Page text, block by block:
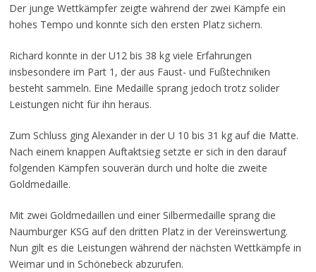
Der junge Wettkämpfer zeigte während der zwei Kämpfe ein
hohes Tempo und konnte sich den ersten Platz sichern.
Richard konnte in der U12 bis 38 kg viele Erfahrungen
insbesondere im Part 1, der aus Faust- und Fußtechniken
besteht sammeln. Eine Medaille sprang jedoch trotz solider
Leistungen nicht für ihn heraus.
Zum Schluss ging Alexander in der U 10 bis 31 kg auf die Matte.
Nach einem knappen Auftaktsieg setzte er sich in den darauf
folgenden Kämpfen souverän durch und holte die zweite
Goldmedaille.
Mit zwei Goldmedaillen und einer Silbermedaille sprang die
Naumburger KSG auf den dritten Platz in der Vereinswertung.
Nun gilt es die Leistungen während der nächsten Wettkämpfe in
Weimar und in Schönebeck abzurufen.